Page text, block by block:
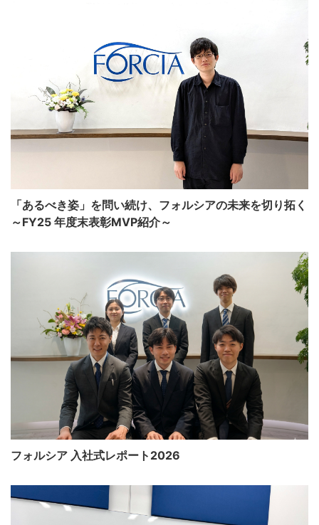
「あるべき姿」を問い続け、フォルシアの未来を切り拓く
～FY25 年度末表彰MVP紹介～
フォルシア 入社式レポート2026